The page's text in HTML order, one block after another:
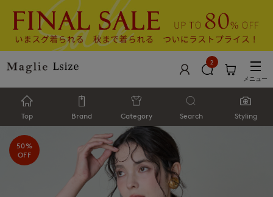
2
メニュー
Top Brand Category Search Styling
50%
OFF